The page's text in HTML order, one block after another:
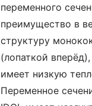
переменного
преимущество в
структуру
(лопаткой
имеет низкую
Переменное